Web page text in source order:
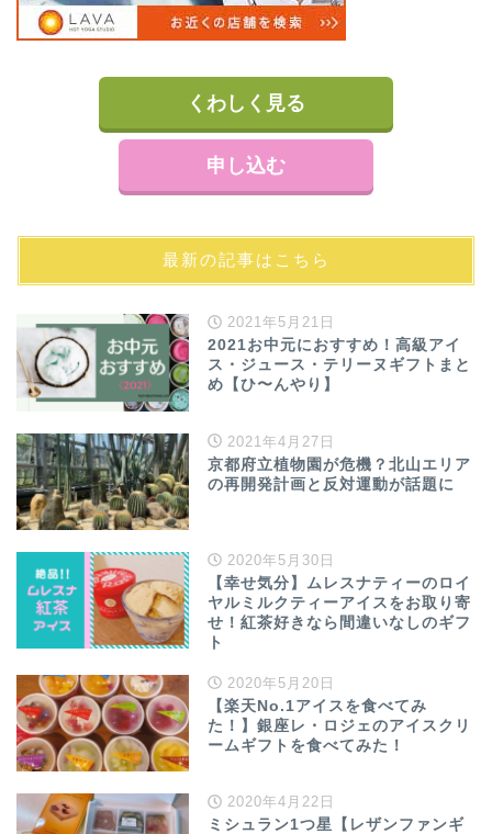
くわしく見る
申し込む
最新の記事はこちら
2021年5月21日
2021お中元におすすめ！高級アイ
ス・ジュース・テリーヌギフトまと
め【ひ〜んやり】
2021年4月27日
京都府立植物園が危機？北山エリア
の再開発計画と反対運動が話題に
2020年5月30日
【幸せ気分】ムレスナティーのロイ
ヤルミルクティーアイスをお取り寄
せ！紅茶好きなら間違いなしのギフ
ト
2020年5月20日
【楽天No.1アイスを食べてみ
た！】銀座レ・ロジェのアイスクリ
ームギフトを食べてみた！
2020年4月22日
ミシュラン1つ星【レザンファンギ